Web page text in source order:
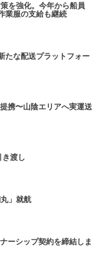
を強化。今年から船員
業服の支給も継続
たな配送プラットフォー
携〜山陰エリアへ実運送
き渡し
」就航
ーシップ契約を締結しま